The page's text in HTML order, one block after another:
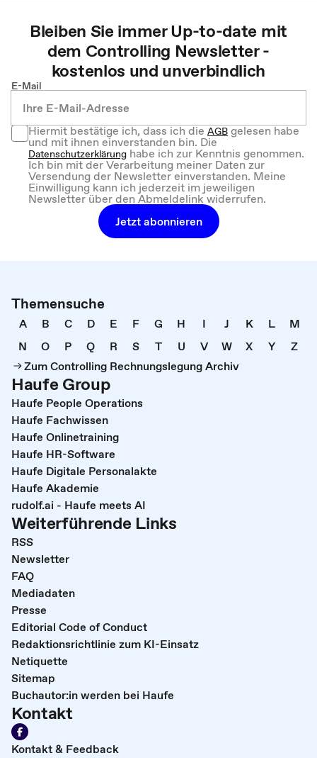
Bleiben Sie immer Up-to-date mit
dem Controlling Newsletter -
kostenlos und unverbindlich
E-Mail
Hiermit bestätige ich, dass ich dieAGBgelesen habe
und mit ihnen einverstanden bin. Die
Datenschutzerklärung habe ich zur Kenntnis genommen.
Ich bin mit der Verarbeitung meiner Daten zur
Versendung der Newsletter einverstanden. Meine
Einwilligung kann ich jederzeit im jeweiligen
Newsletter über den Abmeldelink widerrufen.
Jetzt abonnieren
Themensuche
A B C D E F G H I J K L
M
N
O P Q R S T U V W X Y
Z
Zum Controlling Rechnungslegung Archiv
Haufe Group
Haufe People Operations
Haufe Fachwissen
Haufe Onlinetraining
Haufe HR-Software
Haufe Digitale Personalakte
Haufe Akademie
rudolf.ai - Haufe meets AI
Weiterführende Links
RSS
Newsletter
FAQ
Mediadaten
Presse
Editorial Code of Conduct
Redaktionsrichtlinie zum KI-Einsatz
Netiquette
Sitemap
Buchautor:in werden bei Haufe
Kontakt
Kontakt & Feedback